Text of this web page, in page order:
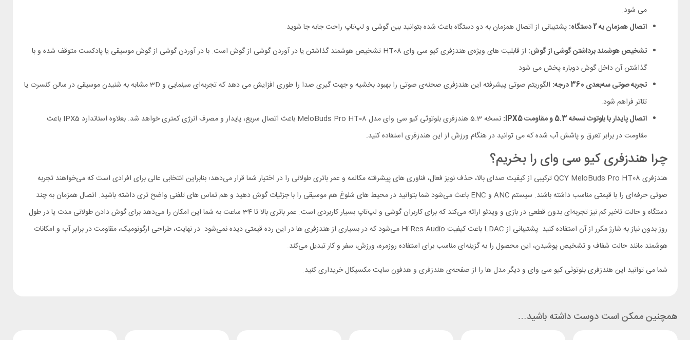
می‌ شود.
اتصال همزمان به 2 دستگاه:
پشتیبانی از اتصال همزمان به دو دستگاه باعث شده بتوانید بین گوشی و لپ‌تاپ راحت‌ جابه‌ جا شوید.
تشخیص هوشمند برداشتن گوشی از گوش:
از قابلیت های ویژه‌ی هندزفری کیو سی وای HT08 تشخیص هوشمند گذاشتن یا در آوردن گوشی از گوش است. با در آوردن گوشی از گوش موسیقی یا پادکست متوقف شده و با
گذاشتن آن داخل گوش دوباره پخش می شود.
تجربه صوتی سه‌بعدی 360 درجه:
الگوریتم صوتی پیشرفته این هندزفری صحنه‌ی صوتی را بهبود بخشیه و جهت‌ گیری صدا را طوری افزایش می‌ دهد که تجربه‌ای سینمایی و 3D مشابه به شنیدن موسیقی در سالن کنسرت یا
تئاتر فراهم شود.
اتصال پایدار با بلوتوث نسخه 5.3 و مقاومت IPX5:
نسخه 5.3 هندزفری بلوتوثی کیو سی وای مدل MeloBuds Pro HT08 باعث اتصال سریع، پایدار و مصرف انرژی کمتری خواهد شد. بعلاوه استاندارد IPX5 باعث
مقاومت در برابر تعرق و پاشش آب شده که می توانید در هنگام ورزش از این هندزفری استفاده کنید.
چرا هندزفری کیو سی وای را بخریم؟
هندزفری QCY MeloBuds Pro HT08 ترکیبی از کیفیت صدای بالا، حذف نویز فعال، فناوری‌ های پیشرفته مکالمه و عمر باتری طولانی را در اختیار شما قرار می‌دهد؛ بنابراین انتخابی عالی برای افرادی است که می‌خواهند تجربه
صوتی حرفه‌ای را با قیمتی مناسب داشته باشند. سیستم ANC و ENC باعث می‌شود شما بتوانید در محیط‌ های شلوغ هم موسیقی را با جزئیات گوش دهید و هم تماس‌ های تلفنی واضح‌ تری داشته باشید. اتصال همزمان به چند
دستگاه و حالت تاخیر کم نیز تجربه‌ای بدون قطعی در بازی و ویدئو ارائه می‌کند که برای کاربران گوشی و لپ‌تاپ بسیار کاربردی است. عمر باتری بالا تا 34 ساعت به شما این امکان را می‌دهد برای گوش دادن طولانی‌ مدت یا در طول
روز بدون نیاز به شارژ مکرر از آن استفاده کنید. پشتیبانی از LDAC باعث کیفیت Hi-Res Audio می‌شود که در بسیاری از هندزفری‌ ها در این رده قیمتی دیده نمی‌شود. در نهایت، طراحی ارگونومیک، مقاومت در برابر آب و امکانات
هوشمند مانند حالت شفاف و تشخیص پوشیدن، این محصول را به گزینه‌ای مناسب برای استفاده‌ روزمره، ورزش، سفر و کار تبدیل می‌کند.
شما می توانید این هندزفری بلوتوثی کیو سی وای و دیگر مدل ها را از صفحه‌یهندزفری و هدفون سایت مکسیکال خریداری کنید.
همچنین ممکن است دوست داشته باشید…